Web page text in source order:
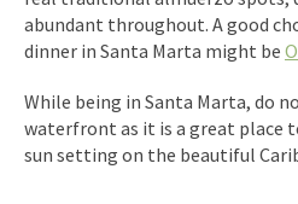
abundant throughout. A good
dinner in Santa Marta might be
While being in Santa Marta, do
waterfront as it is a great place
sun setting on the beautiful